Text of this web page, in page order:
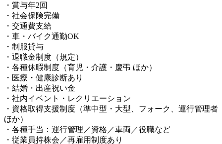
・賞与年2回
・社会保険完備
・交通費支給
・車・バイク通勤OK
・制服貸与
・退職金制度（規定）
・各種休暇制度（育児・介護・慶弔 ほか）
・医療・健康診断あり
・結婚・出産祝い金
・社内イベント・レクリエーション
・資格取得支援制度（準中型・大型、フォーク、運行管理者
ほか）
・各種手当：運行管理／資格／車両／役職など
・従業員持株会／再雇用制度あり